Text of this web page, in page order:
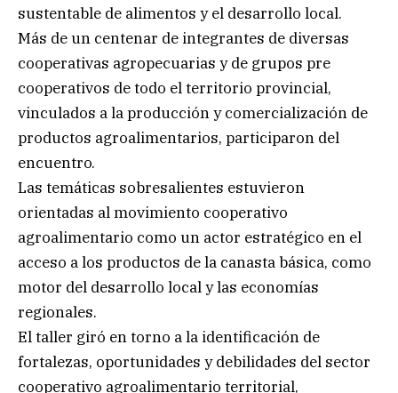
sustentable de alimentos y el desarrollo local.
Más de un centenar de integrantes de diversas
cooperativas agropecuarias y de grupos pre
cooperativos de todo el territorio provincial,
vinculados a la producción y comercialización de
productos agroalimentarios, participaron del
encuentro.
Las temáticas sobresalientes estuvieron
orientadas al movimiento cooperativo
agroalimentario como un actor estratégico en el
acceso a los productos de la canasta básica, como
motor del desarrollo local y las economías
regionales.
El taller giró en torno a la identificación de
fortalezas, oportunidades y debilidades del sector
cooperativo agroalimentario territorial,